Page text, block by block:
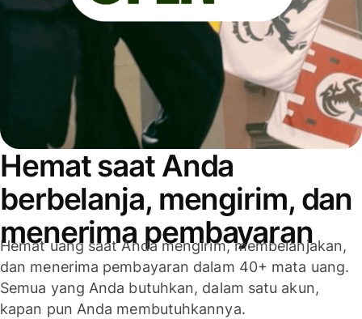
Hemat saat Anda
berbelanja, mengirim, dan
menerima pembayaran
Hemat uang saat Anda mengirim, membelanjakan,
dan menerima pembayaran dalam 40+ mata uang.
Semua yang Anda butuhkan, dalam satu akun,
kapan pun Anda membutuhkannya.